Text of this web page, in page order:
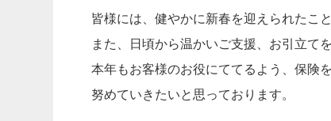
皆様には、健やかに新春を迎えられたこ
また、日頃から温かいご支援、お引立て
本年もお客様のお役にててるよう、保険
努めていきたいと思っております。